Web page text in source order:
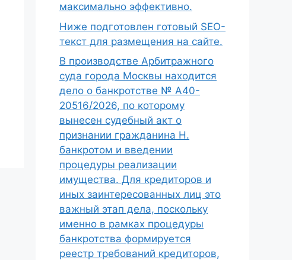
максимально эффективно.
Ниже подготовлен готовый SEO-
текст для размещения на сайте.
В производстве Арбитражного
суда города Москвы находится
дело о банкротстве № А40-
20516/2026, по которому
вынесен судебный акт о
признании гражданина Н.
банкротом и введении
процедуры реализации
имущества. Для кредиторов и
иных заинтересованных лиц это
важный этап дела, поскольку
именно в рамках процедуры
банкротства формируется
реестр требований кредиторов,